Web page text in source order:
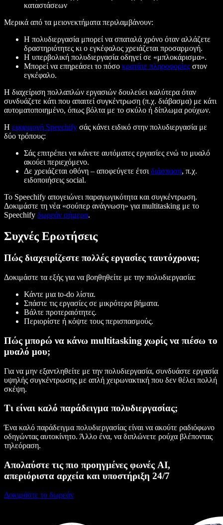
καταστάσεων
Μερικά από τα μειονεκτήματα περιλαμβάνουν:
Η πολυδιεργασία μπορεί να σπαταλά χρόνο όταν αλλάζετε
δραστηριότητες κι ο εγκέφαλος χρειάζεται προσαρμογή.
Η υπερβολική πολυδιεργασία οδηγεί σε «μπλοκάρισμα».
Μπορεί να επηρεάσει το πόσο κρατάτε πληροφορίες στον
εγκέφαλο.
Η διαχείριση πολλαπλών εργασιών δουλεύει καλύτερα όταν
συνδυάζετε κάτι που απαιτεί συγκέντρωση (π.χ. διάβασμα) με κάτι
αυτοματοποιημένο, όπως βόλτα με το σκύλο ή δίπλωμα ρούχων.
Η εφαρμογή Speechify σάς κάνει ειδικό στην πολυδιεργασία με
δύο τρόπους:
Σάς επιτρέπει να κάνετε αυτόματες εργασίες ενώ το μυαλό
ακούει περιεχόμενο.
Δε χρειάζεται οθόνη – αποφεύγετε έτσι διάσπαση, π.χ.
ειδοποιήσεις social.
Το Speechify απογειώνει παραγωγικότητα και συγκέντρωση.
Δοκιμάστε τη νέα «σούπερ ανάγνωση» για multitasking με το
Speechify δωρεάν σήμερα.
Συχνές Ερωτήσεις
Πώς διαχειρίζεστε πολλές εργασίες ταυτόχρονα;
Δοκιμάστε τα εξής για να βοηθηθείτε με την πολυδιεργασία:
Κάντε μια to-do λίστα.
Σπάστε τις εργασίες σε μικρότερα βήματα.
Βάλτε προτεραιότητες.
Περιορίστε ή κόψτε τους περισπασμούς.
Πώς μπορώ να κάνω multitasking χωρίς να πιέσω το
μυαλό μου;
Για να μην εξαντληθείτε με την πολυδιεργασία, συνδυάστε εργασία
υψηλής συγκέντρωσης με απλή χειρωνακτική που δεν θέλει πολλή
σκέψη.
Τι είναι καλό παράδειγμα πολυδιεργασίας;
Ένα καλό παράδειγμα πολυδιεργασίας είναι να ακούτε ραδιόφωνο
οδηγώντας αυτοκίνητο. Άλλο ένα, να διπλώνετε ρούχα βλέποντας
τηλεόραση.
Απολαύστε τις πιο προηγμένες φωνές AI,
απεριόριστα αρχεία και υποστήριξη 24/7
Δοκιμάστε το δωρεάν